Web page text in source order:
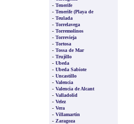
- Tenerife
- Tenerife (Playa de
- Teulada
- Torrelavega
- Torremolinos
- Torrevieja
- Tortosa
- Tossa de Mar
- Trujillo
- Ubeda
- Ubeda Sabiote
- Uncastillo
- Valencia
- Valencia de Alcant
- Valladolid
- Velez
- Vera
- Villamartin
- Zaragoza